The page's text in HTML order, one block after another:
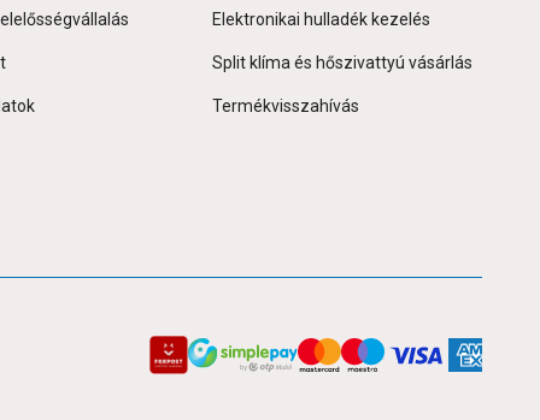
Elektronikai hulladék kezelés
Split klíma és hőszivattyú vásárlás
Termékvisszahívás